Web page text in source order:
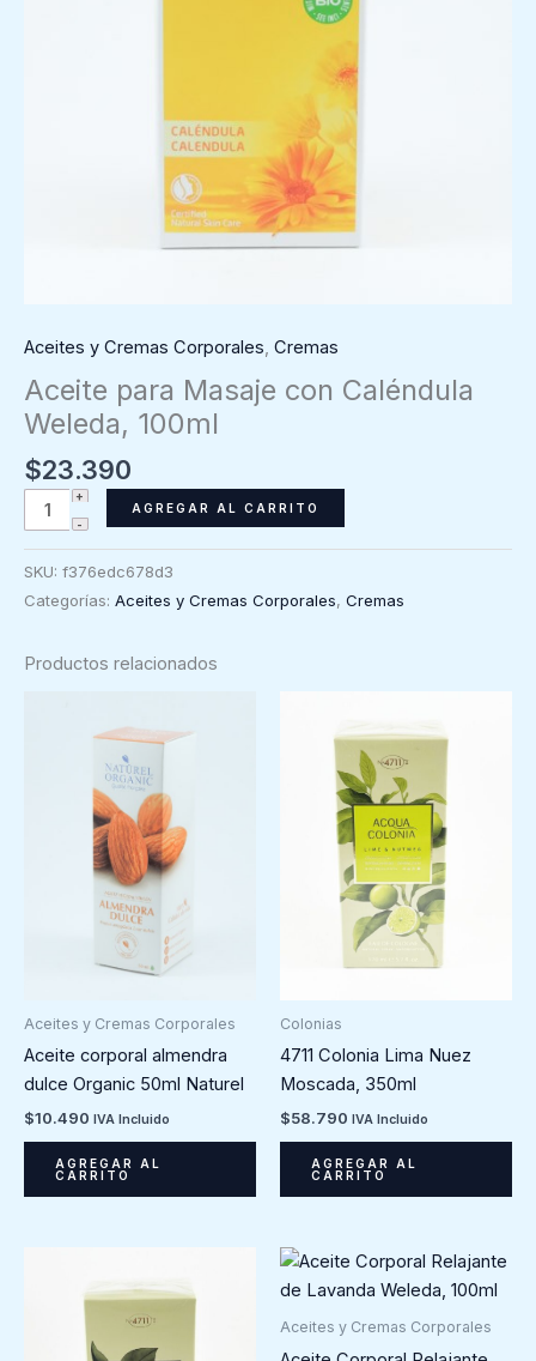
Aceites y Cremas Corporales, Cremas
Aceite para Masaje con Caléndula
Weleda, 100ml
$23.390
Aceite
para
Caléndula
100ml
AGREGAR AL CARRITO
SKU: f376edc678d3
Categorías: Aceites y Cremas Corporales, Cremas
Productos relacionados
Aceites y Cremas Corporales
Aceite corporal almendra
dulce Organic 50ml Naturel
$10.490 IVA Incluido
AGREGAR AL
CARRITO
Colonias
4711 Colonia Lima Nuez
Moscada, 350ml
$58.790 IVA Incluido
AGREGAR AL
CARRITO
Aceites y Cremas Corporales